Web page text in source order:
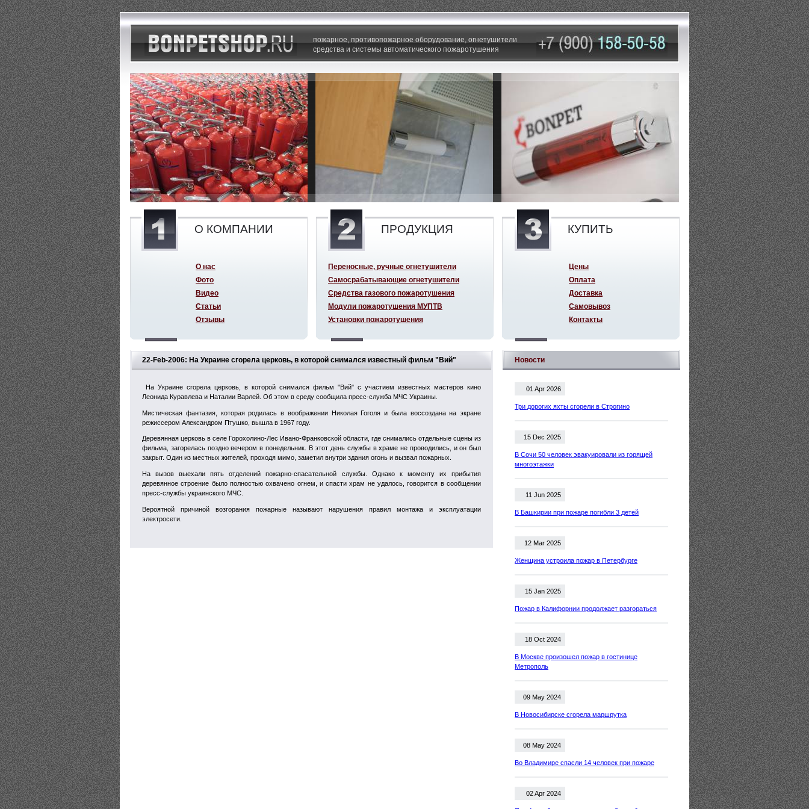
22-Feb-2006: На Украине сгорела церковь, в которой снимался известный фильм "Вий"
На Украине сгорела церковь, в которой снимался фильм "Вий" с участием известных мастеров кино
Леонида Куравлева и Наталии Варлей. Об этом в среду сообщила пресс-служба МЧС Украины.
Мистическая фантазия, которая родилась в воображении Николая Гоголя и была воссоздана на экране
режиссером Александром Птушко, вышла в 1967 году.
Деревянная церковь в селе Горохолино-Лес Ивано-Франковской области, где снимались отдельные сцены из
фильма, загорелась поздно вечером в понедельник. В этот день службы в храме не проводились, и он был
закрыт. Один из местных жителей, проходя мимо, заметил внутри здания огонь и вызвал пожарных.
На вызов выехали пять отделений пожарно-спасательной службы. Однако к моменту их прибытия
деревянное строение было полностью охвачено огнем, и спасти храм не удалось, говорится в сообщении
пресс-службы украинского МЧС.
Вероятной причиной возгорания пожарные называют нарушения правил монтажа и эксплуатации
электросети.
Новости
01 Apr 2026
Три дорогих яхты сгорели в Строгино
15 Dec 2025
В Сочи 50 человек эвакуировали из горящей
многоэтажки
11 Jun 2025
В Башкирии при пожаре погибли 3 детей
12 Mar 2025
Женщина устроила пожар в Петербурге
15 Jan 2025
Пожар в Калифорнии продолжает разгораться
18 Oct 2024
В Москве произошел пожар в гостинице
Метрополь
09 May 2024
В Новосибирске сгорела маршрутка
08 May 2024
Во Владимире спасли 14 человек при пожаре
02 Apr 2024
пожарное, противопожарное оборудование, огнетушители
средства и системы автоматического пожаротушения
О КОМПАНИИ
О нас
Фото
Видео
Статьи
Отзывы
ПРОДУКЦИЯ
Переносные, ручные огнетушители
Самосрабатывающие огнетушители
Средства газового пожаротушения
Модули пожаротушения МУПТВ
Установки пожаротушения
КУПИТЬ
Цены
Оплата
Доставка
Самовывоз
Контакты